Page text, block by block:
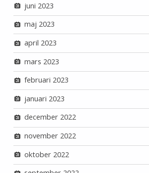
juni 2023
maj 2023
april 2023
mars 2023
februari 2023
januari 2023
december 2022
november 2022
oktober 2022